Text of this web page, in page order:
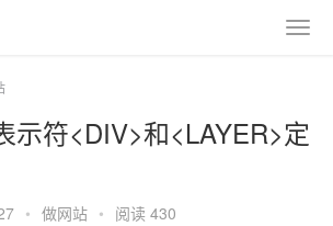
示符<DIV>和<LAYER>定
• 做网站 • 阅读 430